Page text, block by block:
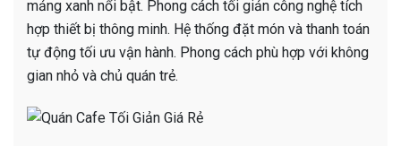
mảng xanh nổi bật. Phong cách tối giản công nghệ tích
hợp thiết bị thông minh. Hệ thống đặt món và thanh toán
tự động tối ưu vận hành. Phong cách phù hợp với không
gian nhỏ và chủ quán trẻ.